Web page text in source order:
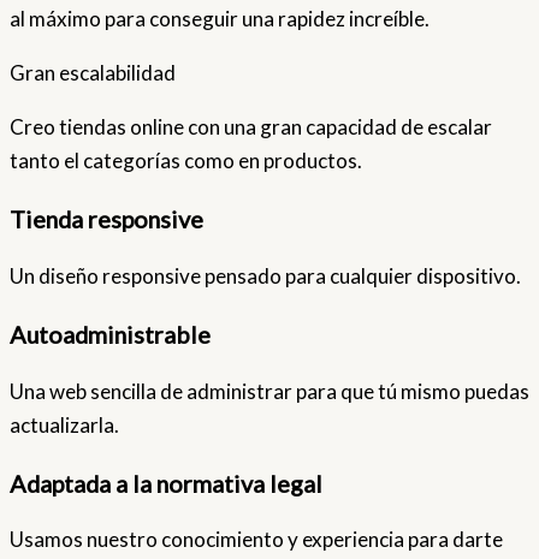
al máximo para conseguir una rapidez increíble.
Gran escalabilidad
Creo tiendas online con una gran capacidad de escalar
tanto el categorías como en productos.
Tienda responsive
Un diseño responsive pensado para cualquier dispositivo.
Autoadministrable
Una web sencilla de administrar para que tú mismo puedas
actualizarla.
Adaptada a la normativa legal
Usamos nuestro conocimiento y experiencia para darte